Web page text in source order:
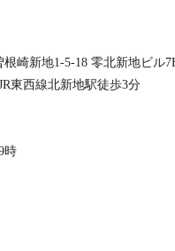
崎新地1-5-18 零北新地ビル
東西線北新地駅徒歩3分
時